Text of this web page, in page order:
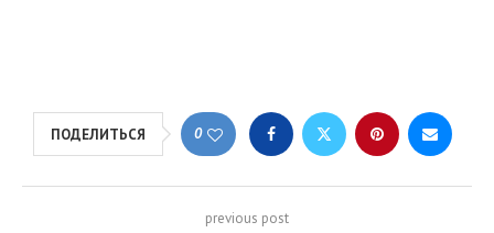
ПОДЕЛИТЬСЯ 0
previous post